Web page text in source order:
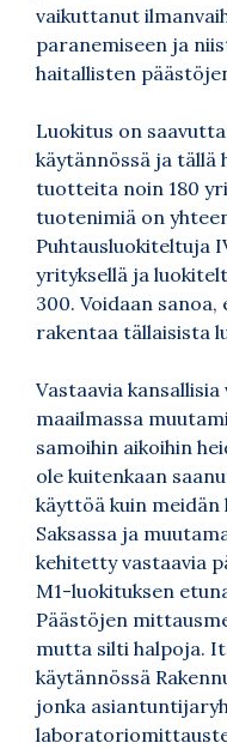
vaikuttanut
paranemiseen ja
haitallisten
Luokitus on
käytännössä ja tällä
tuotteita noin 180
tuotenimiä on
Puhtausluokiteltuja
yrityksellä ja
300. Voidaan
rakentaa tällaisista
Vastaavia
maailmassa
samoihin aikoihin
ole kuitenkaan
käyttöä kuin meidän
Saksassa ja
kehitetty vastaavia
M1-luokituksen
Päästöjen
mutta silti halpoja.
käytännössä
jonka